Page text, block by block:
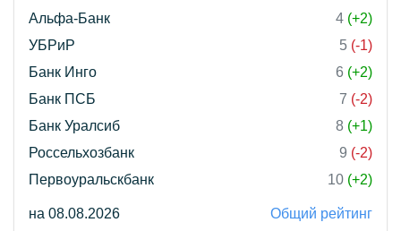
Альфа-Банк
4 (+2)
УБРиР
5 (-1)
Банк Инго
6 (+2)
Банк ПСБ
7 (-2)
Банк Уралсиб
8 (+1)
Россельхозбанк
9 (-2)
Первоуральскбанк
10 (+2)
на 08.08.2026 Общий рейтинг